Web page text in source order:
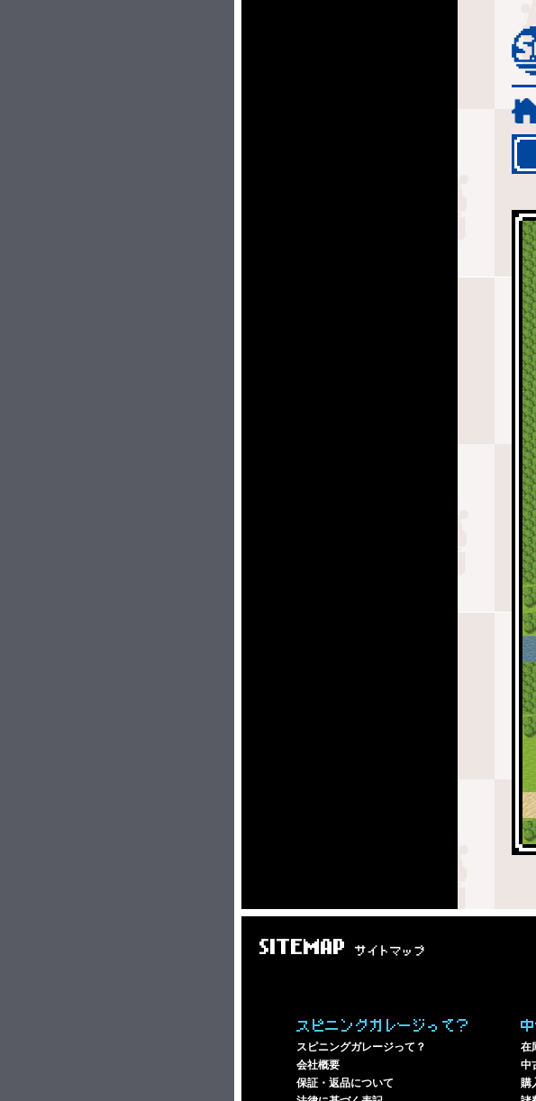
SITEMAP サイトマップ
スピニングガレージって？
スピニングガレージって？
会社概要
保証・返品について
在
中
購